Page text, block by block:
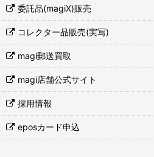
委託品(magiX)販売
コレクター品販売(実写)
magi郵送買取
magi店舗公式サイト
採用情報
eposカード申込